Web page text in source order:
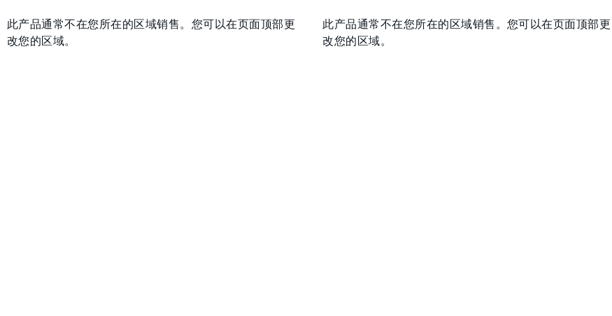
此产品通常不在您所在的区域销售。您可以在页面顶部更
改您的区域。
此产品通常不在您所在的区域销售。您可以在页面顶部更
改您的区域。